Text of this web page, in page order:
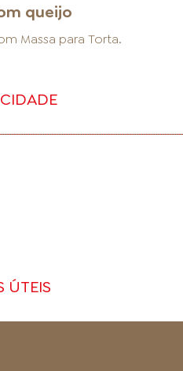
queijo
Massa para Torta.
ÚTEIS